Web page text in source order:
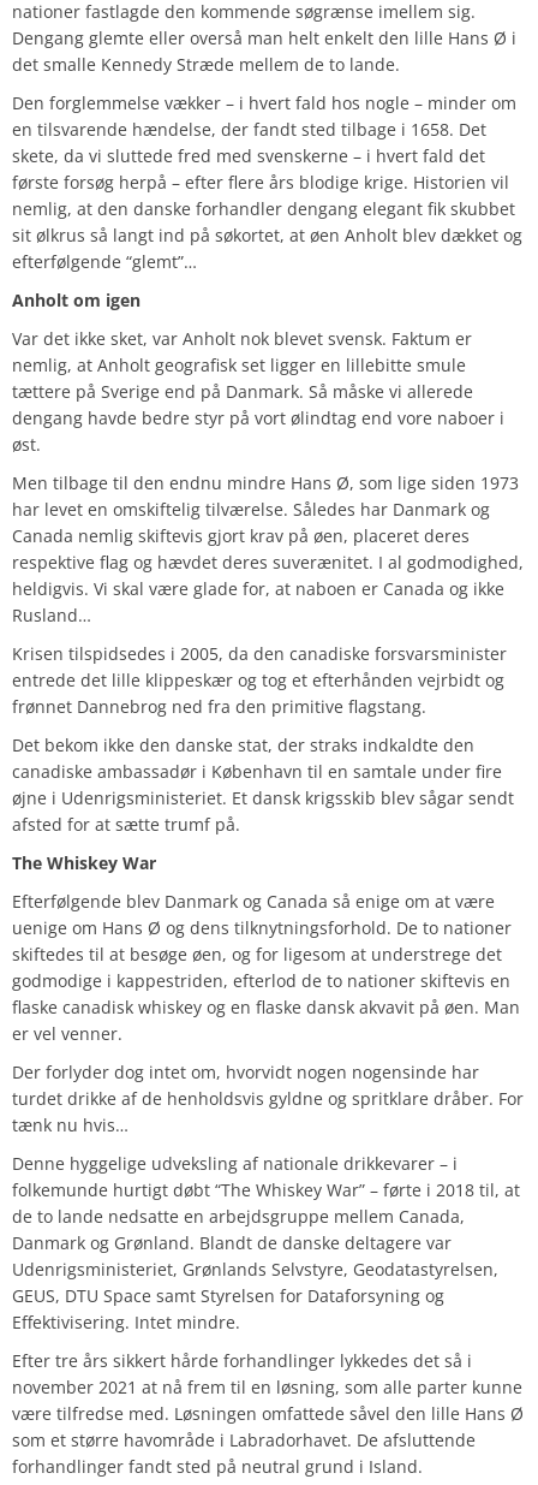
nationer fastlagde den kommende søgrænse imellem sig.
Dengang glemte eller overså man helt enkelt den lille Hans Ø i
det smalle Kennedy Stræde mellem de to lande.
Den forglemmelse vækker – i hvert fald hos nogle – minder om
en tilsvarende hændelse, der fandt sted tilbage i 1658. Det
skete, da vi sluttede fred med svenskerne – i hvert fald det
første forsøg herpå – efter flere års blodige krige. Historien vil
nemlig, at den danske forhandler dengang elegant fik skubbet
sit ølkrus så langt ind på søkortet, at øen Anholt blev dækket og
efterfølgende “glemt”…
Anholt om igen
Var det ikke sket, var Anholt nok blevet svensk. Faktum er
nemlig, at Anholt geografisk set ligger en lillebitte smule
tættere på Sverige end på Danmark. Så måske vi allerede
dengang havde bedre styr på vort ølindtag end vore naboer i
øst.
Men tilbage til den endnu mindre Hans Ø, som lige siden 1973
har levet en omskiftelig tilværelse. Således har Danmark og
Canada nemlig skiftevis gjort krav på øen, placeret deres
respektive flag og hævdet deres suverænitet. I al godmodighed,
heldigvis. Vi skal være glade for, at naboen er Canada og ikke
Rusland…
Krisen tilspidsedes i 2005, da den canadiske forsvarsminister
entrede det lille klippeskær og tog et efterhånden vejrbidt og
frønnet Dannebrog ned fra den primitive flagstang.
Det bekom ikke den danske stat, der straks indkaldte den
canadiske ambassadør i København til en samtale under fire
øjne i Udenrigsministeriet. Et dansk krigsskib blev sågar sendt
afsted for at sætte trumf på.
The Whiskey War
Efterfølgende blev Danmark og Canada så enige om at være
uenige om Hans Ø og dens tilknytningsforhold. De to nationer
skiftedes til at besøge øen, og for ligesom at understrege det
godmodige i kappestriden, efterlod de to nationer skiftevis en
flaske canadisk whiskey og en flaske dansk akvavit på øen. Man
er vel venner.
Der forlyder dog intet om, hvorvidt nogen nogensinde har
turdet drikke af de henholdsvis gyldne og spritklare dråber. For
tænk nu hvis…
Denne hyggelige udveksling af nationale drikkevarer – i
folkemunde hurtigt døbt “The Whiskey War” – førte i 2018 til, at
de to lande nedsatte en arbejdsgruppe mellem Canada,
Danmark og Grønland. Blandt de danske deltagere var
Udenrigsministeriet, Grønlands Selvstyre, Geodatastyrelsen,
GEUS, DTU Space samt Styrelsen for Dataforsyning og
Effektivisering. Intet mindre.
Efter tre års sikkert hårde forhandlinger lykkedes det så i
november 2021 at nå frem til en løsning, som alle parter kunne
være tilfredse med. Løsningen omfattede såvel den lille Hans Ø
som et større havområde i Labradorhavet. De afsluttende
forhandlinger fandt sted på neutral grund i Island.